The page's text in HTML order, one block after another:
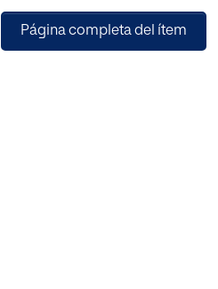
Página completa del ítem